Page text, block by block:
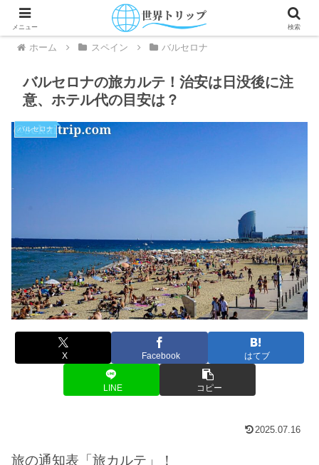
ホーム スペイン バルセロナ
バルセロナの旅カルテ！治安は日没後に注
意、ホテル代の目安は？
バルセロナ
X Facebook はてブ
LINE コピー
2025.07.16
旅の通知表「旅カルテ」！
メニュー 検索